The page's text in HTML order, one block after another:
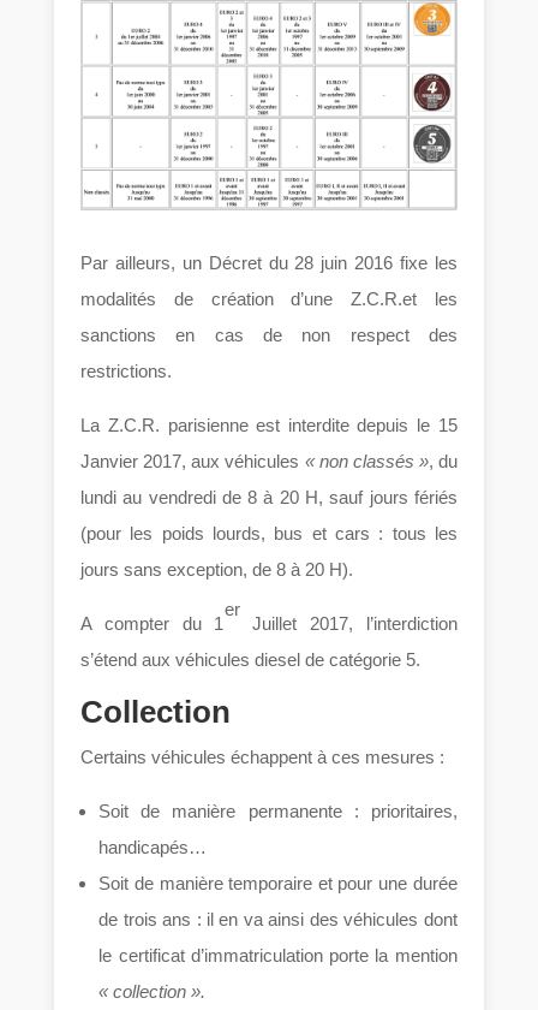
Par ailleurs, un Décret du 28 juin 2016 fixe les
modalités de création d’une Z.C.R.et les
sanctions en cas de non respect des
restrictions.
La Z.C.R. parisienne est interdite depuis le 15
Janvier 2017, aux véhicules « non classés », du
lundi au vendredi de 8 à 20 H, sauf jours fériés
(pour les poids lourds, bus et cars : tous les
jours sans exception, de 8 à 20 H).
A compter du 1
er
Juillet 2017, l’interdiction
s’étend aux véhicules diesel de catégorie 5.
Collection
Certains véhicules échappent à ces mesures :
Soit de manière permanente : prioritaires,
handicapés…
Soit de manière temporaire et pour une durée
de trois ans : il en va ainsi des véhicules dont
le certificat d’immatriculation porte la mention
« collection ».